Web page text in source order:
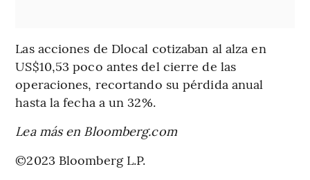
Las acciones de Dlocal cotizaban al alza en
US$10,53 poco antes del cierre de las
operaciones, recortando su pérdida anual
hasta la fecha a un 32%.
Lea más en Bloomberg.com
©2023 Bloomberg L.P.